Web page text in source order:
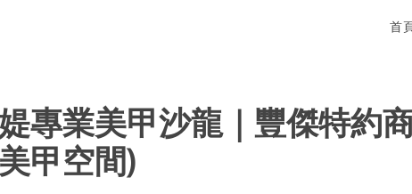
首
專業美甲沙龍｜豐傑特約
甲空間)